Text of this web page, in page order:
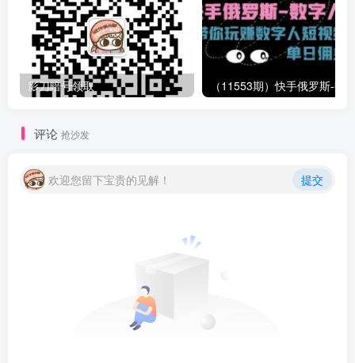
影刀暗号领取
评论 抢沙发
欢迎您留下宝贵的见解！ 提交